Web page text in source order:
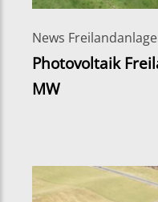
News
Photovoltaik
MW